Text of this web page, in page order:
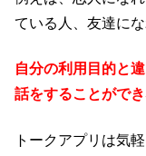
ている人、友達に
自分の利用目的と
話をすることがで
トークアプリは気